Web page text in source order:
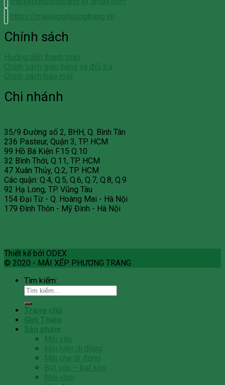
https://maixepphuongtrang.vn
Chính sách
Hướng dẫn thanh toán
Chính sách giao hàng và đổi trả
Chính sách bảo mật
Chi nhánh
35/9 Đường số 2, BHH, Q. Bình Tân
236 Pasteur, Quận 3, TP. HCM
99 Hồ Bá Kiện F.15 Q.10
32 Bình Thới, Q.11, TP. HCM
47 Xuân Thủy, Q.2, TP. HCM
Các quận: Q.4, Q.5, Q.6, Q.7, Q.8, Q.9
92 Hạ Long, TP. Vũng Tàu
154 Đại Từ - Q. Hoàng Mai - Hà Nội
179 Đình Thôn - Mỹ Đình - Hà Nội
Thiết kế bởi ODEX
© 2020 - MÁI XẾP PHƯƠNG TRANG
Tìm kiếm:
Trang chủ
Giới Thiệu
Sản phẩm
Mái xếp
Mái hiên di động
Mái che di động
Bạt xếp – bạt kéo
Mái vòm